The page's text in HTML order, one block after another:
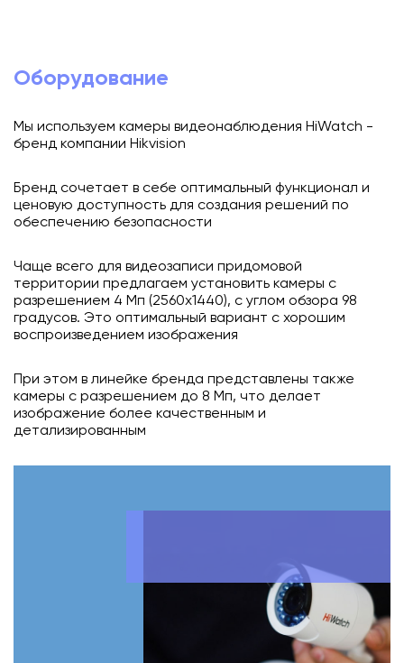
Оборудование
Мы используем камеры видеонаблюдения HiWatch -
бренд компании Hikvision
Бренд сочетает в себе оптимальный функционал и
ценовую доступность для создания решений по
обеспечению безопасности
Чаще всего для видеозаписи придомовой
территории предлагаем установить камеры с
разрешением 4 Мп (2560х1440), с углом обзора 98
градусов. Это оптимальный вариант с хорошим
воспроизведением изображения
При этом в линейке бренда представлены также
камеры с разрешением до 8 Мп, что делает
изображение более качественным и
детализированным